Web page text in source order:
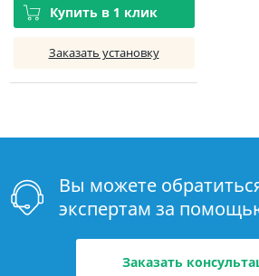
Купить в 1 клик
Заказать установку
Вы можете
экспертам за
Заказать